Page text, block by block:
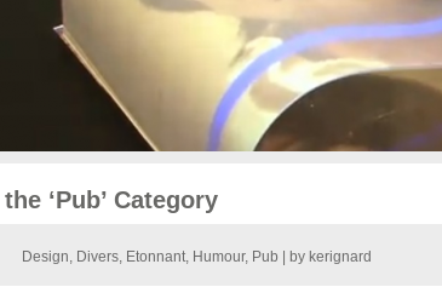
‘Pub’ Category
Design Divers, Etonnant, Humour, Pub | by kerignard